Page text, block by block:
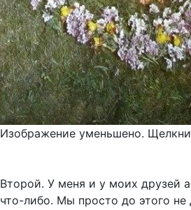
Изображение уменьшено.
Второй. У меня и у моих друзей
что-либо. Мы просто до этого